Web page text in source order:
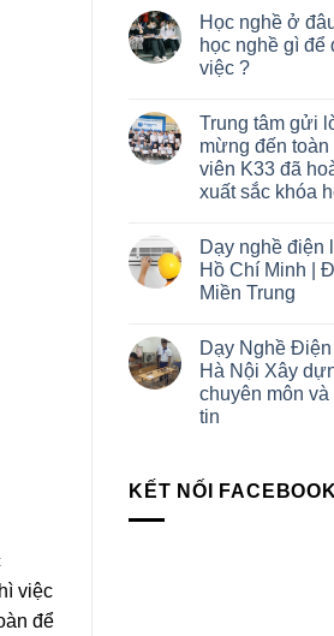
việc
để
Học nghề ở
học nghề gì để
việc ?
Trung tâm gửi
mừng đến toàn
viên K33 đã
xuất sắc khóa
Dạy nghề điện
Hồ Chí Minh |
Miền Trung
Dạy Nghề
Hà Nội Xây
chuyên môn và
tin
KẾT NỐI FACEBOOK